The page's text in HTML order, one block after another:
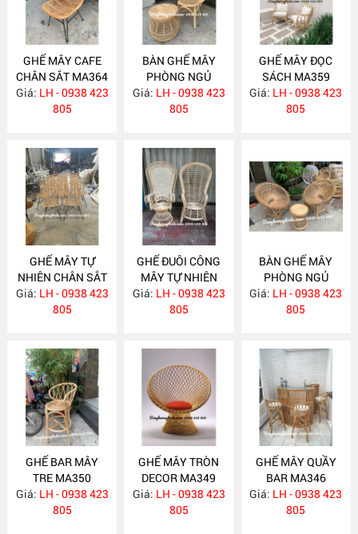
GHẾ MÂY CAFE
CHÂN SẮT MA364
Giá: LH - 0938 423
805
BÀN GHẾ MÂY
PHÒNG NGỦ
MA360
Giá: LH - 0938 423
805
GHẾ MÂY ĐỌC
SÁCH MA359
Giá: LH - 0938 423
805
GHẾ MÂY TỰ
NHIÊN CHÂN SẮT
MA358
Giá: LH - 0938 423
805
GHẾ ĐUÔI CÔNG
MÂY TỰ NHIÊN
MA357
Giá: LH - 0938 423
805
BÀN GHẾ MÂY
PHÒNG NGỦ
MA352
Giá: LH - 0938 423
805
GHẾ BAR MÂY
TRE MA350
Giá: LH - 0938 423
805
GHẾ MÂY TRÒN
DECOR MA349
Giá: LH - 0938 423
805
GHẾ MÂY QUẦY
BAR MA346
Giá: LH - 0938 423
805